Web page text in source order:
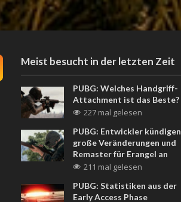
Meist besucht in der letzten Zeit
PUBG: Welches Handgriff-
Attachment ist das Beste?
227 mal gelesen
PUBG: Entwickler kündigen
große Veränderungen und
Remaster für Erangel an
211 mal gelesen
PUBG: Statistiken aus der
Early Access Phase